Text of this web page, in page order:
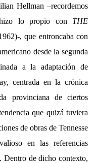
Hellman –recordemos
lo propio con THE
, que entroncaba con
desde la segunda
a la adaptación de
centrada en la crónica
provinciana de ciertos
que quizá tuviera
de obras de Tennesse
en las referencias
Dentro de dicho contexto,